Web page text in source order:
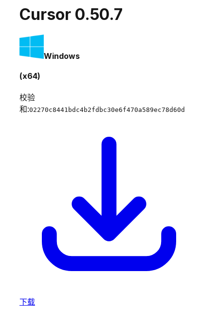
Cursor 0.50.7
Windows
(x64)
校验
和:02270c8441bdc4b2fdbc30e6f470a589ec78d60d
下载